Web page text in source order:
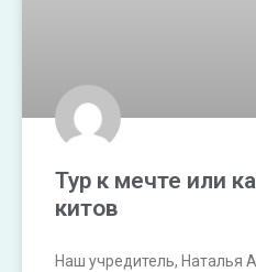
Тур к мечте или
китов
Наш учредитель, Наталья